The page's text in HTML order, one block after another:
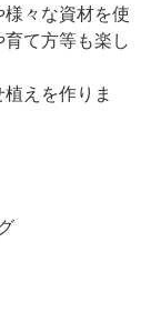
々な資材を使
て方等も楽し
えを作りま